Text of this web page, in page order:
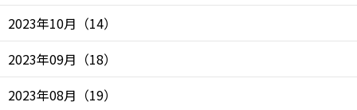
2023年10月 （14）
2023年09月 （18）
2023年08月 （19）